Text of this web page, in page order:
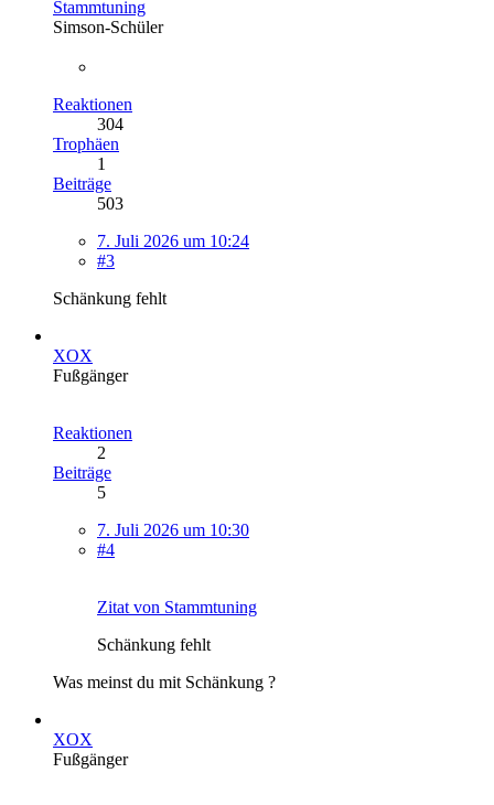
Stammtuning
Simson-Schüler
Reaktionen
304
Trophäen
1
Beiträge
503
7. Juli 2026 um 10:24
#3
Schänkung fehlt
XOX
Fußgänger
Reaktionen
2
Beiträge
5
7. Juli 2026 um 10:30
#4
Zitat von Stammtuning
Schänkung fehlt
Was meinst du mit Schänkung ?
XOX
Fußgänger